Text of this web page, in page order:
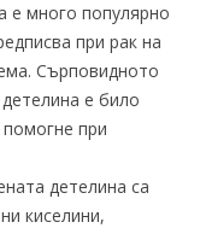
е много популярно
при рак на
Сърповидното
е било
при
детелина са
киселини,